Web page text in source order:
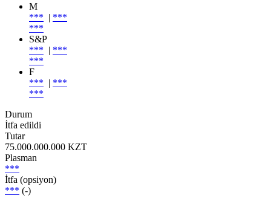
M
*** | ***
***
S&P
*** | ***
***
F
*** | ***
***
Durum
İtfa edildi
Tutar
75.000.000.000 KZT
Plasman
***
İtfa (opsiyon)
*** (-)